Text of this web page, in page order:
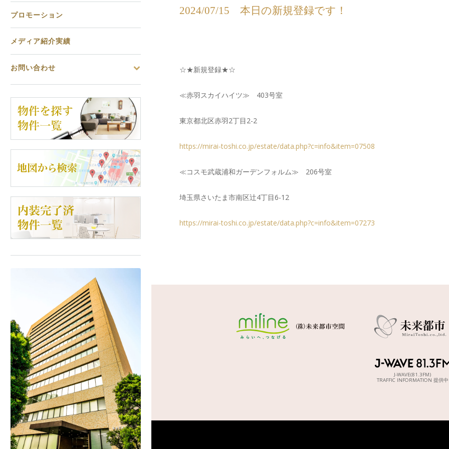
2024/07/15 本日の新規登録です！
☆★新規登録★☆
≪赤羽スカイハイツ≫ 403号室
東京都北区赤羽2丁目2-2
https://mirai-toshi.co.jp/estate/data.php?c=info&item=07508
≪コスモ武蔵浦和ガーデンフォルム≫ 206号室
埼玉県さいたま市南区辻4丁目6-12
https://mirai-toshi.co.jp/estate/data.php?c=info&item=07273
J-WAVE(81.3FM)
TRAFFIC INFORMATION 提供中
プロモーション
メディア紹介実績
お問い合わせ